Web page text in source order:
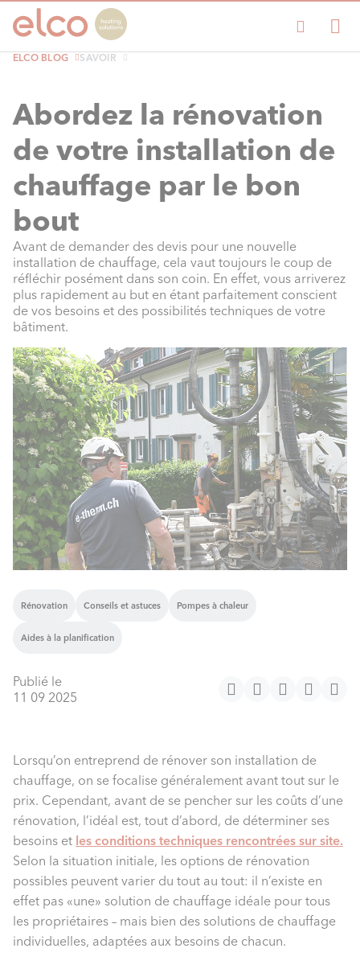
ELCO BLOG SAVOIR
Abordez la rénovation
de votre installation de
chauffage par le bon
bout
Avant de demander des devis pour une nouvelle
installation de chauffage, cela vaut toujours le coup de
réfléchir posément dans son coin. En effet, vous arriverez
plus rapidement au but en étant parfaitement conscient
de vos besoins et des possibilités techniques de votre
bâtiment.
Rénovation Conseils et astuces Pompes à chaleur
Aides à la planification
Publié le
11 09 2025
Lorsqu’on entreprend de rénover son installation de
chauffage, on se focalise généralement avant tout sur le
prix. Cependant, avant de se pencher sur les coûts d’une
rénovation, l’idéal est, tout d’abord, de déterminer ses
besoins et les conditions techniques rencontrées sur site.
Selon la situation initiale, les options de rénovation
possibles peuvent varier du tout au tout: il n’existe en
effet pas «une» solution de chauffage idéale pour tous
les propriétaires – mais bien des solutions de chauffage
individuelles, adaptées aux besoins de chacun.